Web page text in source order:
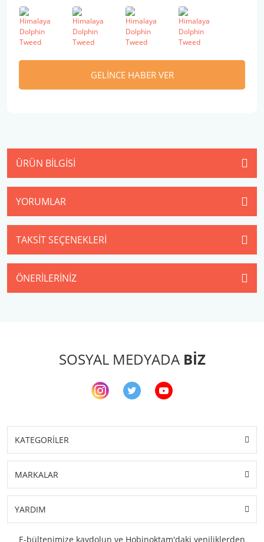
GELİNCE HABER VER
ÜRÜN BILGISI
YORUMLAR
TAKSIT SEÇENEKLERI
ÖNERILERINIZ
SOSYAL MEDYADA BİZ
KATEGORİLER
MARKALAR
YARDIM
E-bültenimize kaydolun ve Hobinoktam'daki yeniliklerden